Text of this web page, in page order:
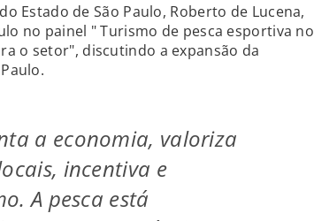
Estado de São Paulo, Roberto de Lucena,
no painel " Turismo de pesca esportiva no
o setor", discutindo a expansão da
a economia, valoriza
incentiva e
A pesca está